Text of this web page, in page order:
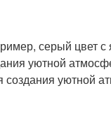
серый цвет с
уютной
создания уютной